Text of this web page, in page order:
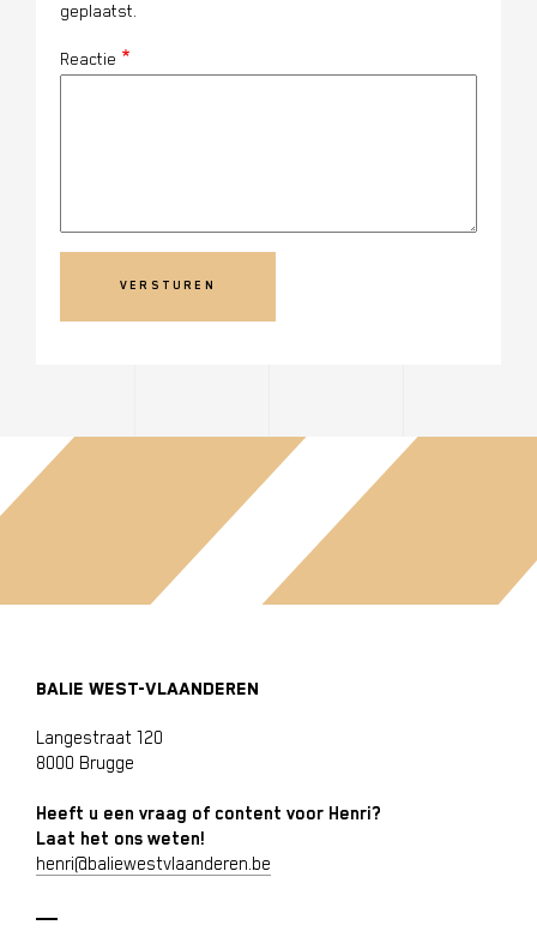
geplaatst.
Reactie
BALIE WEST-VLAANDEREN
Langestraat 120
8000 Brugge
Heeft u een vraag of content voor Henri?
Laat het ons weten!
henri@baliewestvlaanderen.be